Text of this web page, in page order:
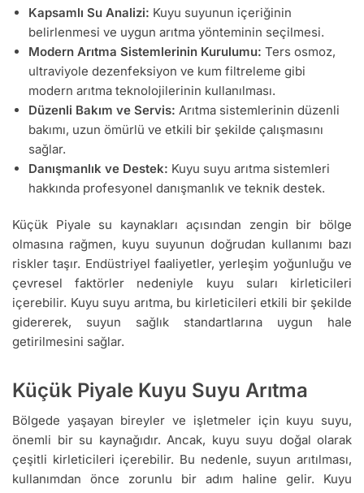
Kapsamlı Su Analizi: Kuyu suyunun içeriğinin
belirlenmesi ve uygun arıtma yönteminin seçilmesi.
Modern Arıtma Sistemlerinin Kurulumu: Ters osmoz,
ultraviyole dezenfeksiyon ve kum filtreleme gibi
modern arıtma teknolojilerinin kullanılması.
Düzenli Bakım ve Servis: Arıtma sistemlerinin düzenli
bakımı, uzun ömürlü ve etkili bir şekilde çalışmasını
sağlar.
Danışmanlık ve Destek: Kuyu suyu arıtma sistemleri
hakkında profesyonel danışmanlık ve teknik destek.
Küçük Piyale su kaynakları açısından zengin bir bölge
olmasına rağmen, kuyu suyunun doğrudan kullanımı bazı
riskler taşır. Endüstriyel faaliyetler, yerleşim yoğunluğu ve
çevresel faktörler nedeniyle kuyu suları kirleticileri
içerebilir. Kuyu suyu arıtma, bu kirleticileri etkili bir şekilde
gidererek, suyun sağlık standartlarına uygun hale
getirilmesini sağlar.
Küçük Piyale Kuyu Suyu Arıtma
Bölgede yaşayan bireyler ve işletmeler için kuyu suyu,
önemli bir su kaynağıdır. Ancak, kuyu suyu doğal olarak
çeşitli kirleticileri içerebilir. Bu nedenle, suyun arıtılması,
kullanımdan önce zorunlu bir adım haline gelir. Kuyu